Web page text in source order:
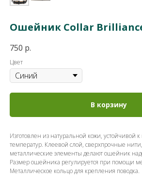
Ошейник Collar
750 р.
Цвет
В корзину
Изготовлен из натуральной кожи, устойчивой
температур. Клеевой слой, сверхпрочные
металлические элементы делают ошейник
Размер ошейника регулируется при помощи
Металлическое кольцо для крепления поводка.